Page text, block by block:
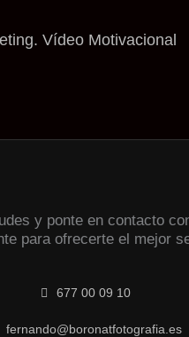
Vídeo Motivacional
y ponte en contacto
para ofrecerte el mejor
677 00 09 10
fernando@boronatfotografia.es